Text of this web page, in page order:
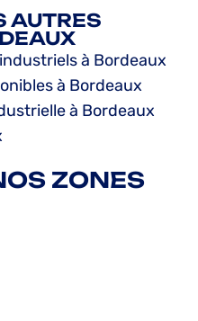
AUTRES
à Bordeaux
à Bordeaux
à Bordeaux
ZONES